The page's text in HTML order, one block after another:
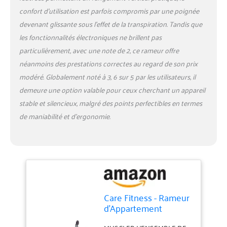
confort d’utilisation est parfois compromis par une poignée
devenant glissante sous l’effet de la transpiration. Tandis que
les fonctionnalités électroniques ne brillent pas
particulièrement, avec une note de 2, ce rameur offre
néanmoins des prestations correctes au regard de son prix
modéré. Globalement noté à 3, 6 sur 5 par les utilisateurs, il
demeure une option valable pour ceux cherchant un appareil
stable et silencieux, malgré des points perfectibles en termes
de maniabilité et d’ergonomie.
Care Fitness - Rameur
d'Appartement
connecté - AIR Rower